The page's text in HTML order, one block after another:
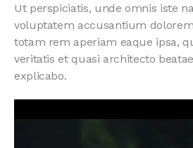
Ut perspiciatis, unde omnis iste
voluptatem accusantium
totam rem aperiam eaque ipsa,
veritatis et quasi architecto
explicabo.